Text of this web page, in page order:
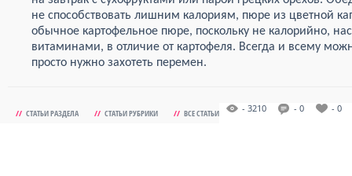
не способствовать лишним калориям, пюре из цветной
обычное картофельное пюре, поскольку не калорийно,
витаминами, в отличие от картофеля. Всегда и всему
просто нужно захотеть перемен.
// СТАТЬИ РАЗДЕЛА // СТАТЬИ РУБРИКИ // ВСЕ СТАТЬИ - 3210 - 0 - 0